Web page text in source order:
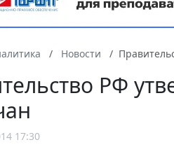
Новости
РФ
17:30